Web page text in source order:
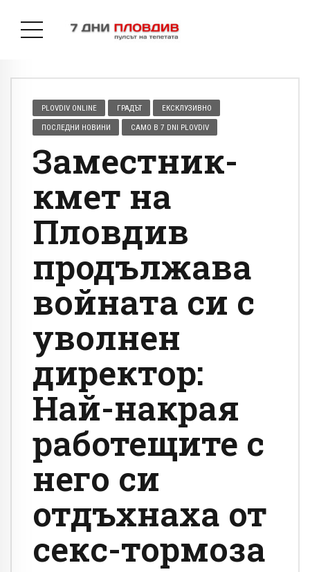
PLOVDIV ONLINE ГРАДЪТ ЕКСКЛУЗИВНО
ПОСЛЕДНИ НОВИНИ САМО В 7 DNI PLOVDIV
Заместник-
кмет на
Пловдив
продължава
войната си с
уволнен
директор:
Най-накрая
работещите с
него си
отдъхнаха от
секс-тормоза